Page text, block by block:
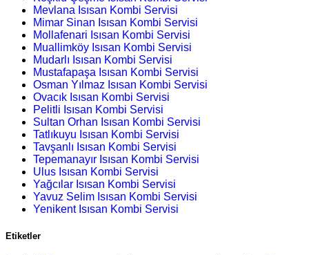
Mevlana Isısan Kombi Servisi
Mimar Sinan Isısan Kombi Servisi
Mollafenari Isısan Kombi Servisi
Muallimköy Isısan Kombi Servisi
Mudarlı Isısan Kombi Servisi
Mustafapaşa Isısan Kombi Servisi
Osman Yılmaz Isısan Kombi Servisi
Ovacık Isısan Kombi Servisi
Pelitli Isısan Kombi Servisi
Sultan Orhan Isısan Kombi Servisi
Tatlıkuyu Isısan Kombi Servisi
Tavşanlı Isısan Kombi Servisi
Tepemanayır Isısan Kombi Servisi
Ulus Isısan Kombi Servisi
Yağcılar Isısan Kombi Servisi
Yavuz Selim Isısan Kombi Servisi
Yenikent Isısan Kombi Servisi
Etiketler